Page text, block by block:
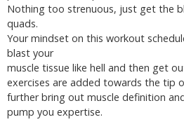
Nothing too strenuous, just get the
quads.
Your mindset on this workout
blast your
muscle tissue like hell and then get
exercises are added towards the tip
further bring out muscle definition
pump you expertise.